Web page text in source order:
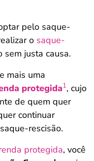
pelo saque-
o saque-
sem justa causa.
mais uma
protegida1, cujo
de quem quer
continuar
rescisão.
protegida, você